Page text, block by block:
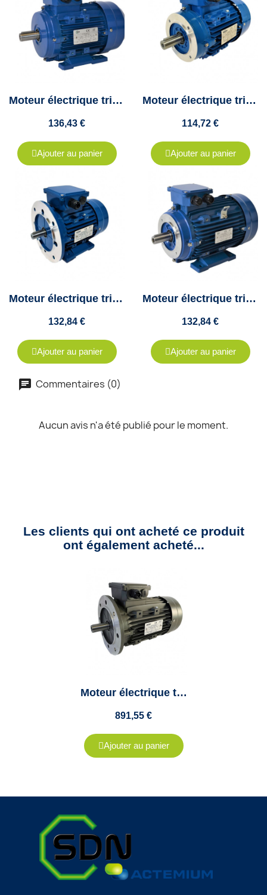
Moteur électrique triphasé 1.5 kw - 3000Tr/min - 80 IMB3 - 230/400V - IE1 - Cemer
136,43 €
Ajouter au panier
Moteur électrique triphasé 1.5Kw - 3000 Tr/min - 80 B14 - 230/400V - Cemer
114,72 €
Ajouter au panier
Moteur électrique triphasé 1.5kw - 3000Tr/min - 80 B35 - 230/400V - Cemer
132,84 €
Ajouter au panier
Moteur électrique triphasé 1.5 Kw - 3000 Tr/min- 80 B34 - 230/400V - Cemer
132,84 €
Ajouter au panier
Commentaires (0)
Aucun avis n'a été publié pour le moment.
Les clients qui ont acheté ce produit
ont également acheté...
Moteur électrique triphasé 7.5 Kw - 1500Tr/min - Bride B5 - 400/690V - CEMER - IE3
891,55 €
Ajouter au panier